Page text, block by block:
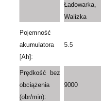
Ładowarka,
Walizka
Pojemność
akumulatora
[Ah]:
5.5
Prędkość bez
obciążenia
(obr/min):
9000